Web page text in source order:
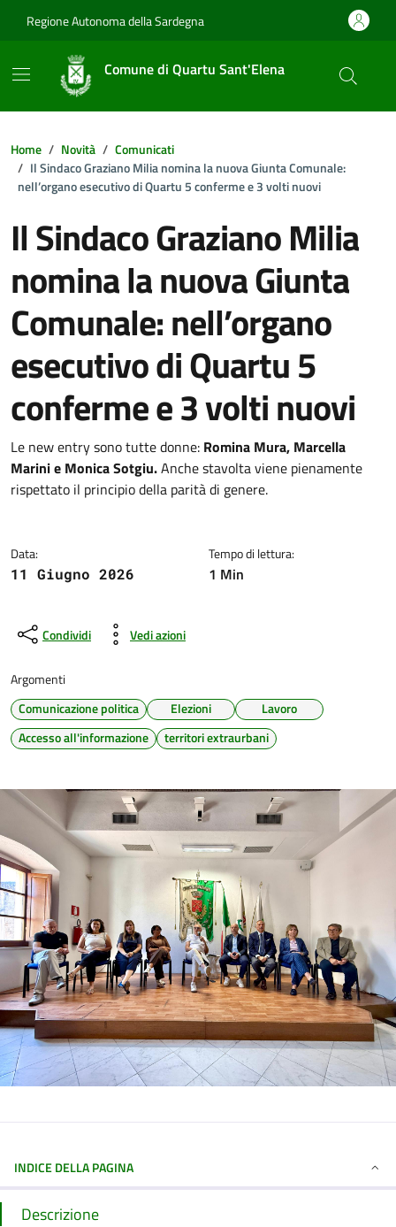
Regione Autonoma della Sardegna
Comune di Quartu Sant'Elena
Home Novità
Comunicati
Il Sindaco Graziano Milia nomina la nuova Giunta Comunale:
nell’organo esecutivo di Quartu 5 conferme e 3 volti nuovi
Il Sindaco Graziano Milia
nomina la nuova Giunta
Comunale: nell’organo
esecutivo di Quartu 5
conferme e 3 volti nuovi
Dettagli della notizia
Le new entry sono tutte donne: Romina Mura, Marcella
Marini e Monica Sotgiu.Anche stavolta viene pienamente
rispettato il principio della parità di genere.
Data:
11 Giugno 2026
Tempo di lettura:
1 Min
Condividi Vedi azioni
Argomenti
Comunicazione politica
Elezioni
Lavoro
Accesso all'informazione
territori extraurbani
INDICE DELLA PAGINA
Descrizione